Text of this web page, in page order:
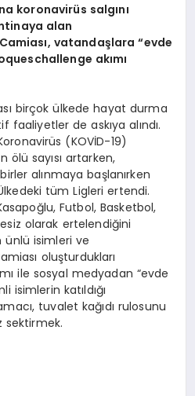
koronavirüs salgını
alan
vatandaşlara “evde
akımı
birçok ülkede hayat durma
faaliyetler de askıya alındı.
(KOVİD-19)
sayısı artarken,
alınmaya başlanırken
tüm Ligleri ertendi.
Futbol, Basketbol,
olarak ertelendiğini
ünlü isimleri ve
oluşturdukları
ile sosyal medyadan “evde
isimlerin katıldığı
tuvalet kağıdı rulosunu
sektirmek.